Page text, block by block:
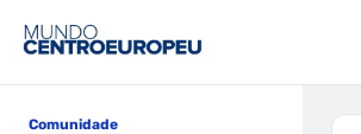
Comunidade